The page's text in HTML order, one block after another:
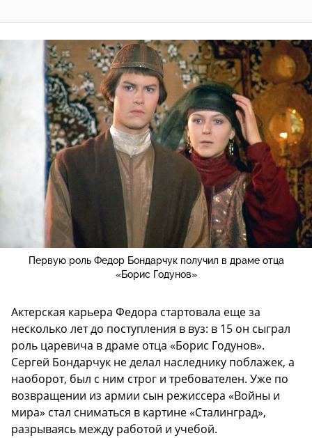
Первую роль Федор Бондарчук получил в драме отца
«Борис Годунов»
Актерская карьера Федора стартовала еще за
несколько лет до поступления в вуз: в 15 он сыграл
роль царевича в драме отца «Борис Годунов».
Сергей Бондарчук не делал наследнику поблажек, а
наоборот, был с ним строг и требователен. Уже по
возвращении из армии сын режиссера «Войны и
мира» стал сниматься в картине «Сталинград»,
разрываясь между работой и учебой.